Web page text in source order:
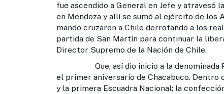
fue ascendido a General en Jefe y
en Mendoza y allí se sumó al ejército de los
mando cruzaron a Chile derrotando a los
partida de San Martín para continuar la
Director Supremo de la Nación de Chile.
Que, así dio inicio a la denominada
el primer aniversario de Chacabuco. Dentro
y la primera Escuadra Nacional; la